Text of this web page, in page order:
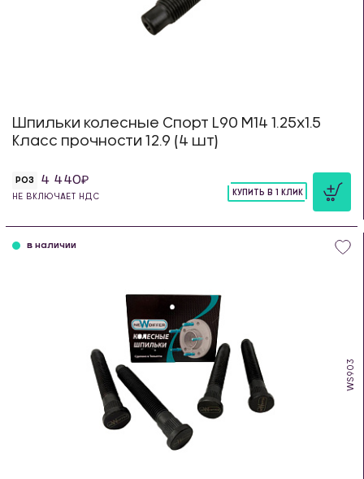
Шпильки колесные Спорт L90 М14 1.25х1.5
Класс прочности 12.9 (4 шт)
РОЗ 4 440
НЕ ВКЛЮЧАЕТ НДС
КУПИТЬ В 1 КЛИК
WS903
в наличии